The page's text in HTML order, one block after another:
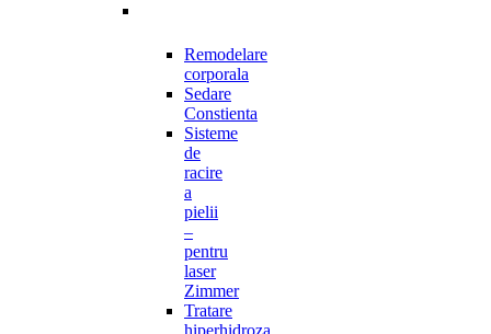
Remodelare
corporala
Sedare
Constienta
Sisteme
de
racire
a
pielii
–
pentru
laser
Zimmer
Tratare